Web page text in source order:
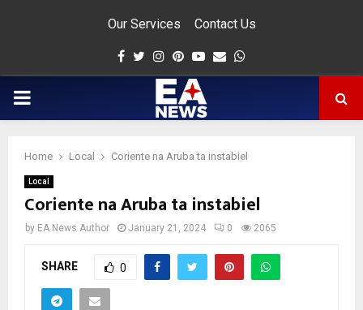
Our Services Contact Us
Facebook
Twitter
Instagram
Pinterest
Youtube
Email
PRIMARY
Home Local Coriente na Aruba ta instabiel
Local
Coriente na Aruba ta instabiel
by EA News Author January 21, 2024 0 2065
SHARE 0